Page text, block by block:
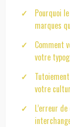
Pourquoi
marques
Comment
votre
votre
L’erreur